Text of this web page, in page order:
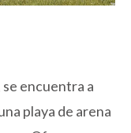
encuentra a
playa de arena